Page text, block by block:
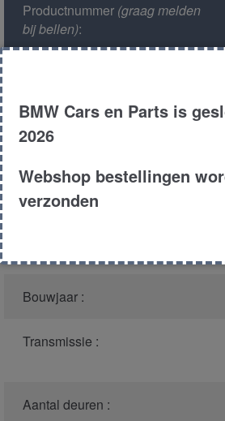
Productnummer(graag melden
bij bellen):
Kleur :
Motor type :
Bouwjaar :
Transmissie :
Aantal deuren :
BMW Cars en Parts is
2026
Webshop bestellingen
verzonden